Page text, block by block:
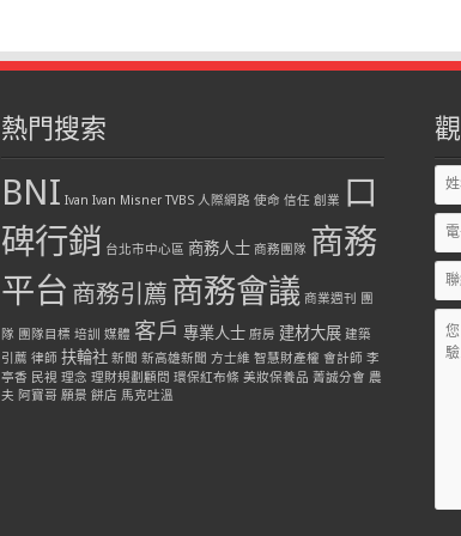
熱門搜索
BNI Ivan Ivan Misner TVBS 人際網路 使命 信任 創業 口
碑行銷 台北市中心區 商務人士 商務團隊 商務
平台 商務引薦 商務會議 商業週刊 團
隊 團隊目標 培訓 媒體 客戶 專業人士 廚房 建材大展 建築
引薦 律師 扶輪社 新聞 新高雄新聞 方士維 智慧財產權 會計師 李
亭香 民視 理念 理財規劃顧問 環保紅布條 美妝保養品 菁誠分會 農
夫 阿寶哥 願景 餅店 馬克吐溫